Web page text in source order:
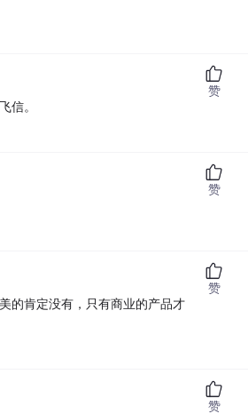
信。
赞
赞
的肯定没有，只有商业的产品才
赞
赞